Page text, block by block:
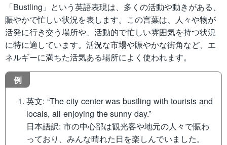
「Bustling」という英語表現は、多くの活動や動きがある、
賑やかで忙しい状況を表します。この言葉は、人々や物が
活発に行き交う場所や、活動的で忙しい雰囲気を持つ状況
に特に適しています。活況な市場や賑やかな街角など、エ
ネルギーに満ちた活気ある場所によく使われます。
例
英文: “The city center was bustling with tourists and
locals, all enjoying the sunny day.”
日本語訳: 市の中心部は観光客や地元の人々で賑わ
っており、みんな晴れた日を楽しんでいました。